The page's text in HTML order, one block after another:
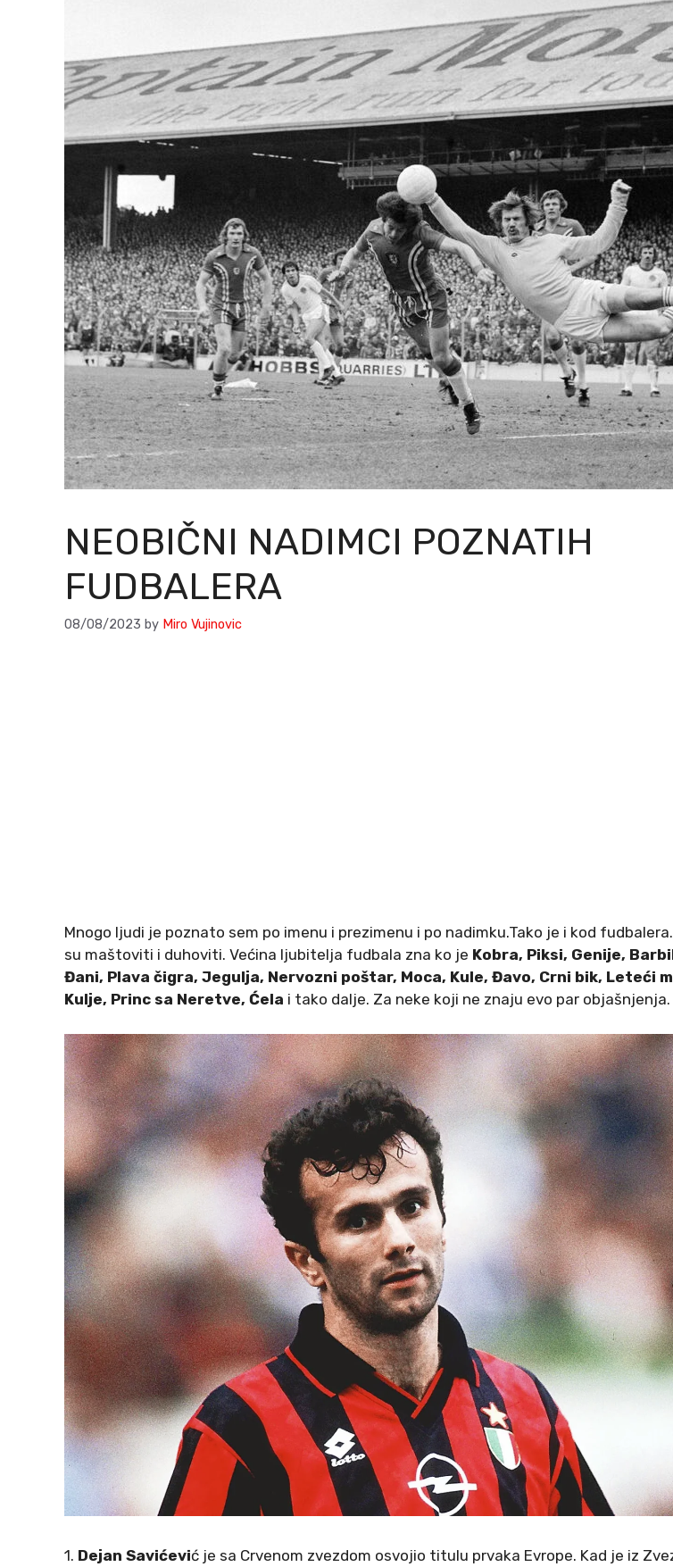
NEOBIČNI NADIMCI POZNATIH
FUDBALERA
08/08/2023 by Miro Vujinovic
Mnogo ljudi je poznato sem po imenu i prezimenu i po nadimku.Tako je i kod
su maštoviti i duhoviti. Većina ljubitelja fudbala zna ko je Kobra, Piksi, Genije,
Đani, Plava čigra, Jegulja, Nervozni poštar, Moca, Kule, Đavo, Crni bik, Leteći
Kulje, Princ sa Neretve, Ćela i tako dalje. Za neke koji ne znaju evo par objašnjenja.
1. Dejan Savićević je sa Crvenom zvezdom osvojio titulu prvaka Evrope. Kad je iz